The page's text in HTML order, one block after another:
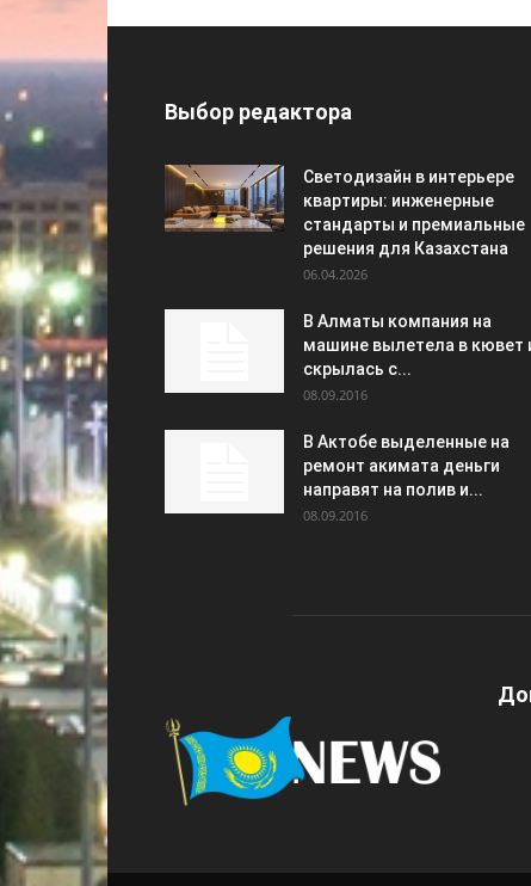
Выбор редактора
Светодизайн в интерьере
квартиры: инженерные
стандарты и премиальные
решения для Казахстана
06.04.2026
В Алматы компания на
машине вылетела в кювет
скрылась с...
08.09.2016
В Актобе выделенные на
ремонт акимата деньги
направят на полив и...
08.09.2016